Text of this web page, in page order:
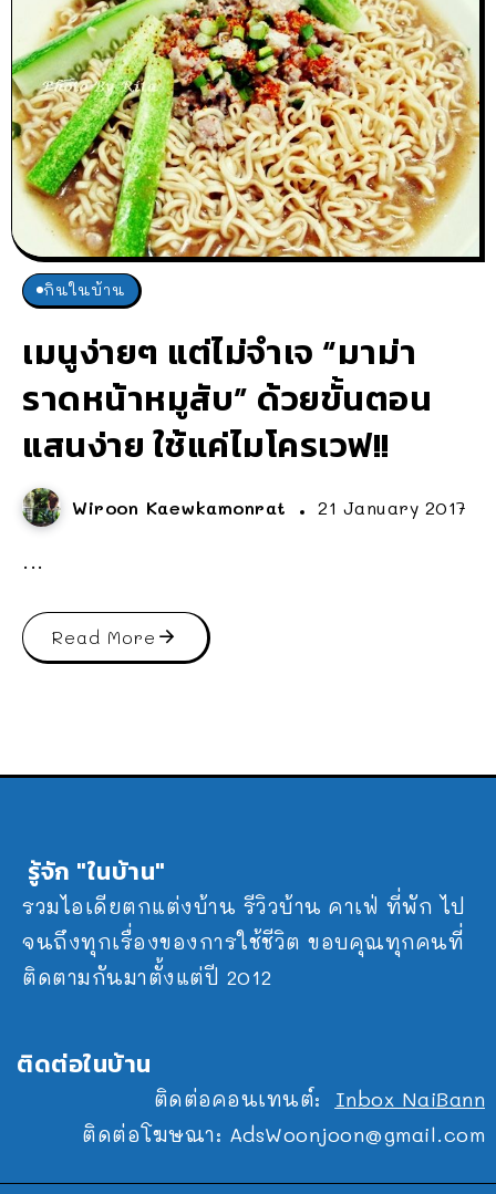
กินในบ้าน
เมนูง่ายๆ แต่ไม่จำเจ “มาม่า
ราดหน้าหมูสับ” ด้วยขั้นตอน
แสนง่าย ใช้แค่ไมโครเวฟ!!
Wiroon Kaewkamonrat 21 January 2017
...
Read More
รู้จัก "ในบ้าน"
รวมไอเดียตกแต่งบ้าน รีวิวบ้าน คาเฟ่ ที่พัก ไป
จนถึงทุกเรื่องของการใช้ชีวิต ขอบคุณทุกคนที่
ติดตามกันมาตั้งแต่ปี 2012
ติดต่อในบ้าน
ติดต่อคอนเทนต์: Inbox NaiBann
ติดต่อโฆษณา: AdsWoonjoon@gmail.com